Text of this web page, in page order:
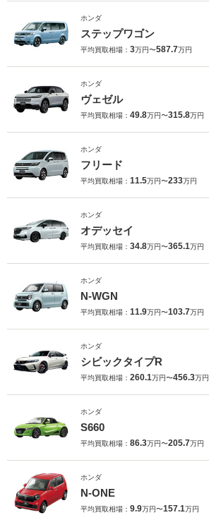
ホンダ
ステップワゴン
平均買取相場： 3万円〜587.7万円
ホンダ
ヴェゼル
平均買取相場： 49.8万円〜315.8万円
ホンダ
フリード
平均買取相場： 11.5万円〜233万円
ホンダ
オデッセイ
平均買取相場： 34.8万円〜365.1万円
ホンダ
N-WGN
平均買取相場： 11.9万円〜103.7万円
ホンダ
シビックタイプR
平均買取相場： 260.1万円〜456.3万円
ホンダ
S660
平均買取相場： 86.3万円〜205.7万円
ホンダ
N-ONE
平均買取相場： 9.9万円〜157.1万円